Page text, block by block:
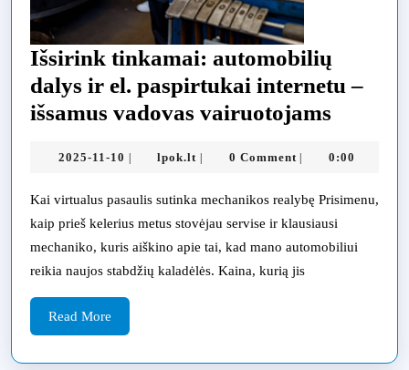
Išsirink tinkamai: automobilių
dalys ir el. paspirtukai internetu –
išsamus vadovas vairuotojams
dalys
ir
el.
išsamus
2025-11-10 2025-
| lpok.lt lpok.lt
| 0 Comment | 0:00
Kai virtualus pasaulis sutinka mechanikos realybę Prisimenu,
kaip prieš kelerius metus stovėjau servise ir klausiausi
mechaniko, kuris aiškino apie tai, kad mano automobiliui
reikia naujos stabdžių kaladėlės. Kaina, kurią jis
Read More
More